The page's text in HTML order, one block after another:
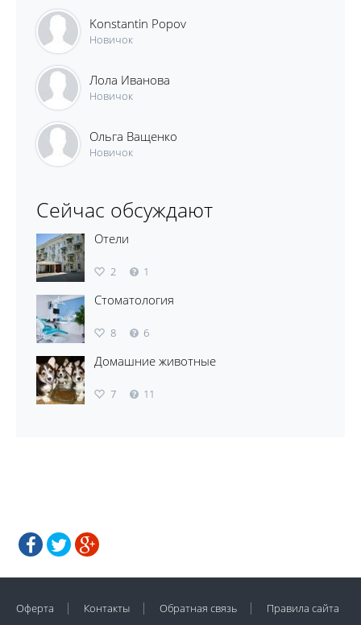
Konstantin Popov
Новичок
Лола Иванова
Новичок
Ольга Ващенко
Новичок
Сейчас обсуждают
Отели
2 1
Стоматология
8 6
Домашние животные
7 11
Оферта Контакты Обратная связь
Правила сайта